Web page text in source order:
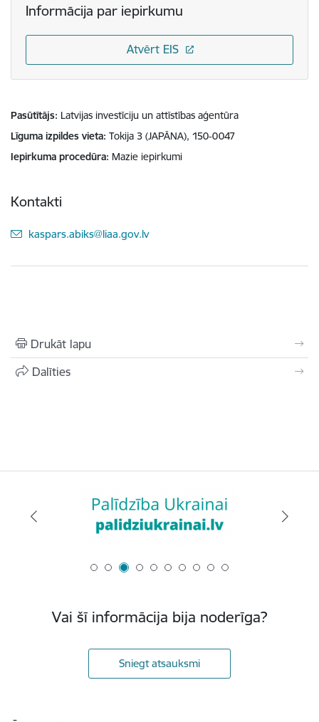
Informācija par iepirkumu
Atvērt EIS
Pasūtītājs Latvijas investīciju un attīstības aģentūra
Līguma izpildes vieta Tokija 3 (JAPĀNA), 150-0047
Iepirkuma procedūra Mazie iepirkumi
Kontakti
E-pasts:
kaspars.abiks@liaa.gov.lv
Drukāt lapu
Dalīties
Vai šī informācija bija noderīga?
Sniegt atsauksmi